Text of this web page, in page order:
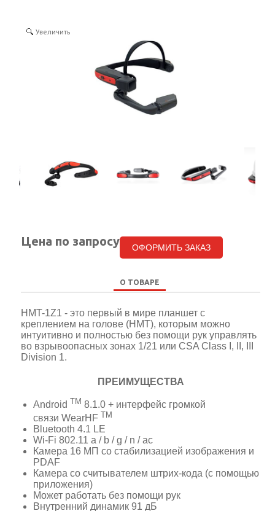
Увеличить
Цена по запросу ОФОРМИТЬ ЗАКАЗ
О ТОВАРЕ
HMT-1Z1 - это первый в мире планшет с
креплением на голове (HMT), которым можно
интуитивно и полностью без помощи рук управлять
во взрывоопасных зонах 1/21 или CSA Class I, II, III
Division 1.
ПРЕИМУЩЕСТВА
Android TM 8.1.0 + интерфейс громкой
связи WearHF TM
Bluetooth 4.1 LE
Wi-Fi 802.11 a / b / g / n / ac
Камера 16 МП со стабилизацией изображения и
PDAF
Камера со считывателем штрих-кода (с помощью
приложения)
Может работать без помощи рук
Внутренний динамик 91 дБ